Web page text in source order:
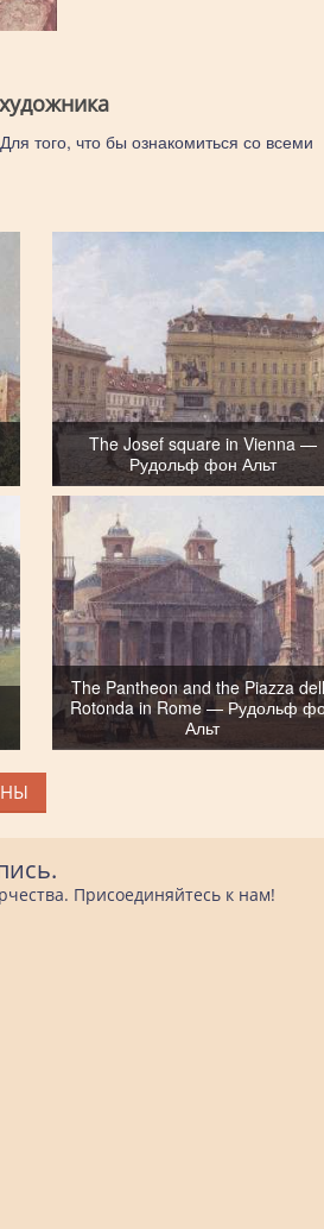
того, что бы ознакомиться со всеми
The Josef square in Vienna —
Рудольф фон Альт
The Pantheon and the Piazza
Rotonda in Rome — Рудольф
Альт
Присоединяйтесь к нам!